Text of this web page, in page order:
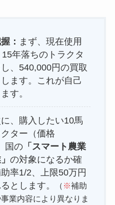
： まず、現在使用
年落ちのトラクタ
、540,000円の買取
ます。これが自己
す。
、購入したい10馬
ター（価格
国の「スマート農業
の対象になるか確
率1/2、上限50万円
とします。
（ ※補助
業内容により異なりま